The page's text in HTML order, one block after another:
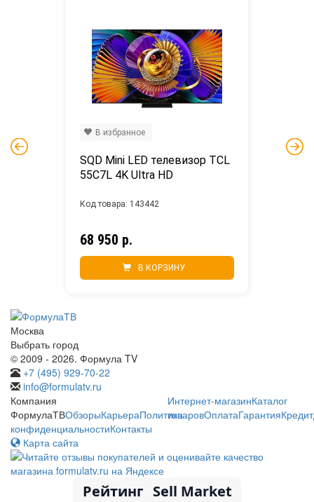
SQD Mini LED телевизор TCL
55C7L 4K Ultra HD
68 950 р.
В КОРЗИНУ
Код товара: 143442
В избранное
Москва
Выбрать город
© 2009 - 2026. Формула TV
+7 (495) 929-70-22
info@formulatv.ru
Компания
ФормулаТВОбзорыКарьераПолитика
конфиденциальностиКонтакты
Интернет-магазинКаталог
товаровОплатаГарантияКредит
Карта сайта
Рейтинг Sell Market